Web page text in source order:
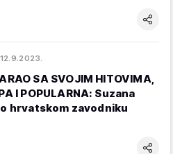
12.9.2023.
SA SVOJIM HITOVIMA,
I POPULARNA: Suzana
hrvatskom zavodniku